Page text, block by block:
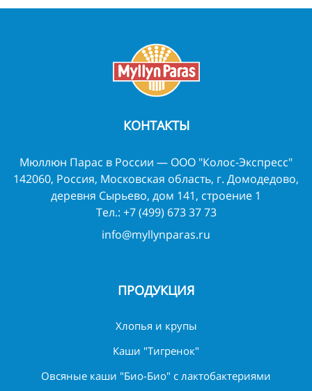
КОНТАКТЫ
Мюллюн Парас в России — ООО "Колос-Экспресс"
142060, Россия, Московская область, г. Домодедово,
деревня Сырьево, дом 141, строение 1
Тел.: +7 (499) 673 37 73
info@myllynparas.ru
ПРОДУКЦИЯ
Хлопья и крупы
Каши "Тигренок"
Овсяные каши "Био-Био" с лактобактериями